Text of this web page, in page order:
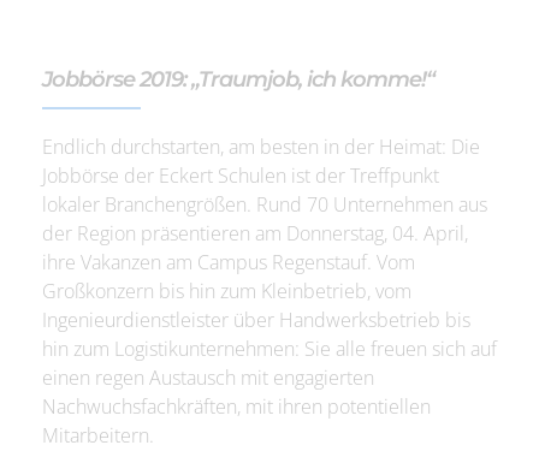
Jobbörse 2019: „Traumjob, ich komme!“
Endlich durchstarten, am besten in der Heimat: Die
Jobbörse der Eckert Schulen ist der Treffpunkt
lokaler Branchengrößen. Rund 70 Unternehmen aus
der Region präsentieren am Donnerstag, 04. April,
ihre Vakanzen am Campus Regenstauf. Vom
Großkonzern bis hin zum Kleinbetrieb, vom
Ingenieurdienstleister über Handwerksbetrieb bis
hin zum Logistikunternehmen: Sie alle freuen sich auf
einen regen Austausch mit engagierten
Nachwuchsfachkräften, mit ihren potentiellen
Mitarbeitern.